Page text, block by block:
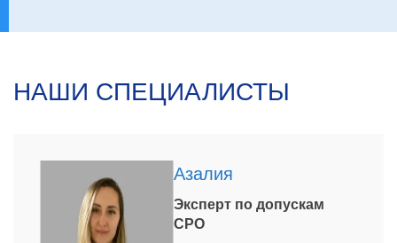
НАШИ СПЕЦИАЛИСТЫ
Азалия
Эксперт по допускам
СРО